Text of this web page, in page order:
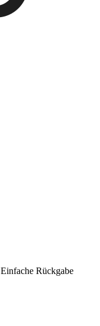
Einfache Rückgabe